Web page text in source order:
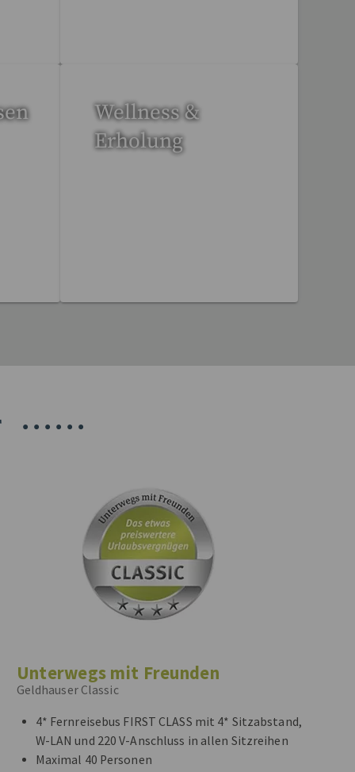
Wellness &
Erholung
• • • • • •
Unterwegs mit Freunden
Geldhauser Classic
4* Fernreisebus FIRST CLASS mit 4* Sitzabstand,
W-LAN und 220 V-Anschluss in allen Sitzreihen
Maximal 40 Personen